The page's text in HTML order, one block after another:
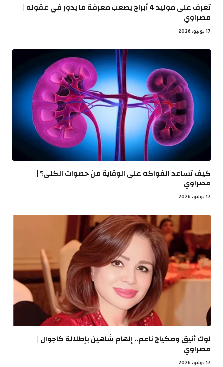
تعرف على موليد 4 أبراج يصعب معرفة ما يدور في عقوله |
مصراوي
17 يونيو، 2026
كيف تساعد الفواكه على الوقاية من حصوات الكلى؟ |
مصراوي
17 يونيو، 2026
لوك أنيق ومكياج ناعم.. إلهام شاهين بإطلالة كاجوال |
مصراوي
17 يونيو، 2026